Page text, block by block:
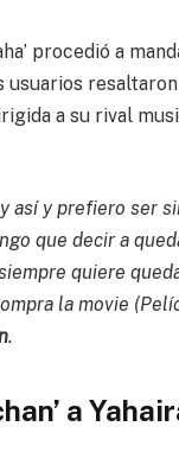
procedió a
usuarios
a su rival
así y prefiero ser
que decir a
quiere
la movie
.
a